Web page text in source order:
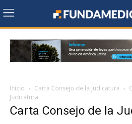
Inicio Carta Consejo de la Judicatura
Judicatura
Carta Consejo de la